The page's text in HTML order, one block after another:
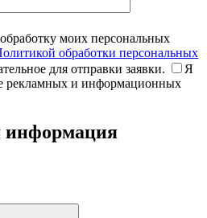
моих персональных
обработки персональных
для отправки заявки.
Я
рекламных и информационных
информация